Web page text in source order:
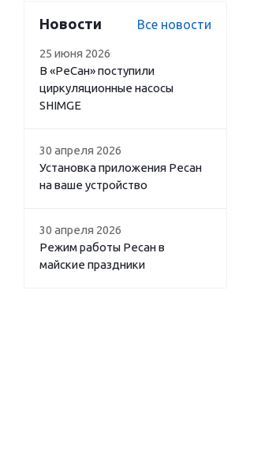
Новости Все новости
25 июня 2026
В «РеСан» поступили
циркуляционные насосы
SHIMGE
30 апреля 2026
Установка приложения Ресан
на ваше устройство
30 апреля 2026
Режим работы Ресан в
майские праздники